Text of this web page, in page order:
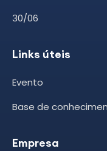
30/06
Links úteis
Evento
Base de
Empresa